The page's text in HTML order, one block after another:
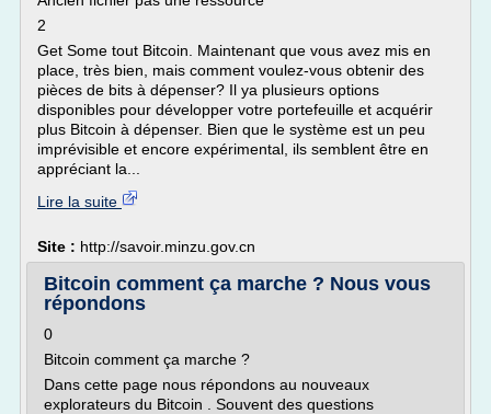
2
Get Some tout Bitcoin. Maintenant que vous avez mis en
place, très bien, mais comment voulez-vous obtenir des
pièces de bits à dépenser? Il ya plusieurs options
disponibles pour développer votre portefeuille et acquérir
plus Bitcoin à dépenser. Bien que le système est un peu
imprévisible et encore expérimental, ils semblent être en
appréciant la...
Lire la suite
Site : http://savoir.minzu.gov.cn
Bitcoin comment ça marche ? Nous vous
répondons
0
Bitcoin comment ça marche ?
Dans cette page nous répondons au nouveaux
explorateurs du Bitcoin . Souvent des questions